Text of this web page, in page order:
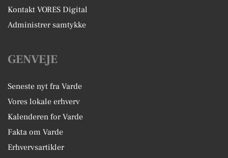
Kontakt VORES Digital
Administrer samtykke
GENVEJE
Seneste nyt fra Varde
Vores lokale erhverv
Kalenderen for Varde
Fakta om Varde
Erhvervsartikler